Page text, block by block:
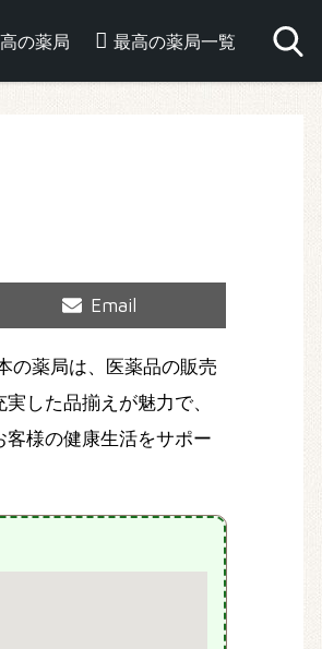
の薬局 最高の薬局一覧
Share
Email
の薬局は、医薬品の販売
した品揃えが魅力で、
様の健康生活をサポー